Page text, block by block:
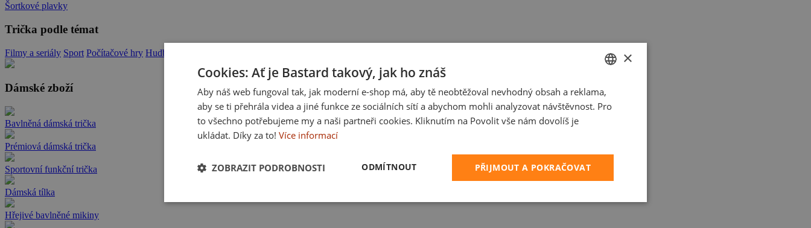
Šortkové plavky
Trička podle témat
Filmy a seriály Sport Počítačové hry Hudba
Dámské zboží
Bavlněná dámská trička
Prémiová dámská trička
Sportovní funkční trička
Dámská tílka
Hřejivé bavlněné mikiny
CZECH
SLOVAK
×
Cookies: Ať je Bastard takový, jak ho znáš
Aby náš web fungoval tak, jak moderní e-shop má, aby tě neobtěžoval nevhodný obsah a reklama,
aby se ti přehrála videa a jiné funkce ze sociálních sítí a abychom mohli analyzovat návštěvnost. Pro
to všechno potřebujeme my a naši partneři cookies. Kliknutím na Povolit vše nám dovolíš je
ukládat. Díky za to! Více informací
PŘIJMOUT A POKRAČOVAT
ODMÍTNOUT
ZOBRAZIT PODROBNOSTI